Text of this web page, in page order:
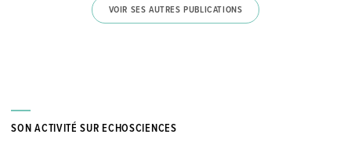
VOIR SES AUTRES PUBLICATIONS
SON ACTIVITÉ SUR ECHOSCIENCES